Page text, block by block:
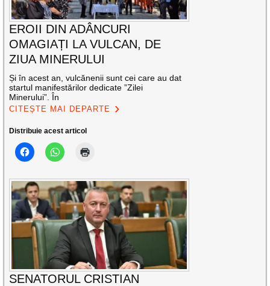
EROII DIN ADÂNCURI
OMAGIAȚI LA VULCAN, DE
ZIUA MINERULUI
Și în acest an, vulcănenii sunt cei care au dat
startul manifestărilor dedicate ”Zilei
Minerului”. În
CITEȘTE MAI DEPARTE
Distribuie acest articol
SENATORUL CRISTIAN